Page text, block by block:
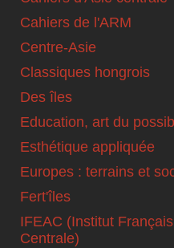
Cahiers de l'ARM
Centre-Asie
Classiques hongrois
Des îles
Education, art du
Esthétique appliquée
Europes : terrains et
Fert'îles
IFEAC (Institut
Centrale)